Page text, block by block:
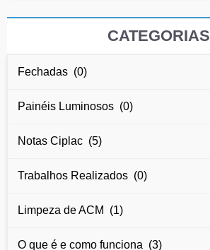
CATEGORIAS
Fechadas (0)
Painéis Luminosos (0)
Notas Ciplac (5)
Trabalhos Realizados (0)
Limpeza de ACM (1)
O que é e como funciona (3)